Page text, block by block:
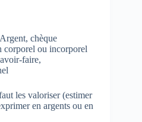
chèque
corporel ou incorporel
faire,
les valoriser (estimer
en argents ou en